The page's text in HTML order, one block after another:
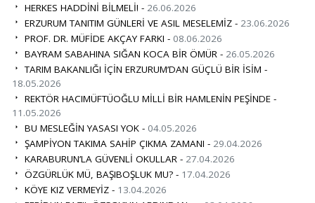
HERKES HADDİNİ BİLMELİ! - 26.06.2026
ERZURUM TANITIM GÜNLERİ VE ASIL MESELEMİZ - 23.06.2026
PROF. DR. MÜFİDE AKÇAY FARKI - 08.06.2026
BAYRAM SABAHINA SIĞAN KOCA BİR ÖMÜR - 26.05.2026
TARIM BAKANLIĞI İÇİN ERZURUM’DAN GÜÇLÜ BİR İSİM -
18.05.2026
REKTÖR HACIMÜFTÜOĞLU MİLLİ BİR HAMLENİN PEŞİNDE -
11.05.2026
BU MESLEĞİN YASASI YOK - 04.05.2026
ŞAMPİYON TAKIMA SAHİP ÇIKMA ZAMANI - 29.04.2026
KARABURUN’LA GÜVENLİ OKULLAR - 27.04.2026
ÖZGÜRLÜK MÜ, BAŞIBOŞLUK MU? - 17.04.2026
KÖYE KIZ VERMEYİZ - 13.04.2026